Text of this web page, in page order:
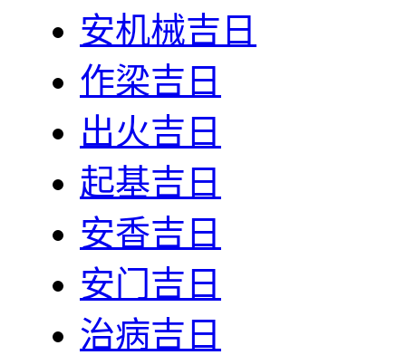
安机械吉日
作梁吉日
出火吉日
起基吉日
安香吉日
安门吉日
治病吉日